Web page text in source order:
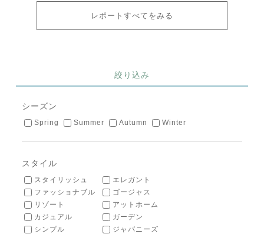
レポートすべてをみる
絞り込み
シーズン
Spring Summer Autumn Winter
スタイル
スタイリッシュ
エレガント
ファッショナブル
ゴージャス
リゾート
アットホーム
カジュアル
ガーデン
シンプル
ジャパニーズ